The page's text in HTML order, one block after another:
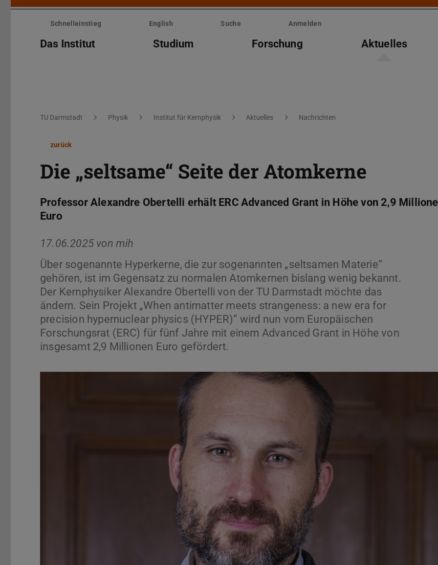
Menü
überspringenSchnelleinstieg English Suche Anmelden
Das Institut Studium Forschung Aktuelles
Sie befinden sich hier:
TU Darmstadt Physik Institut für Kernphysik Aktuelles Nachrichten
zurück
Die „seltsame“ Seite der Atomkerne
Professor Alexandre Obertelli erhält ERC Advanced Grant in Höhe von 2,9
Euro
17.06.2025 von mih
Über sogenannte Hyperkerne, die zur sogenannten „seltsamen Materie“
gehören, ist im Gegensatz zu normalen Atomkernen bislang wenig bekannt.
Der Kernphysiker Alexandre Obertelli von der TU Darmstadt möchte das
ändern. Sein Projekt „When antimatter meets strangeness: a new era for
precision hypernuclear physics (HYPER)“ wird nun vom Europäischen
Forschungsrat (ERC) für fünf Jahre mit einem Advanced Grant in Höhe von
insgesamt 2,9 Millionen Euro gefördert.